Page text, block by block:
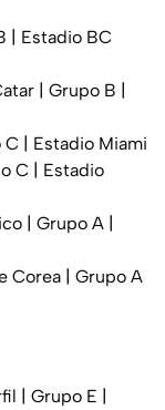
| Estadio BC
| Grupo B |
| Estadio Miami
C | Estadio
| Grupo A |
Corea | Grupo A
| Grupo E |